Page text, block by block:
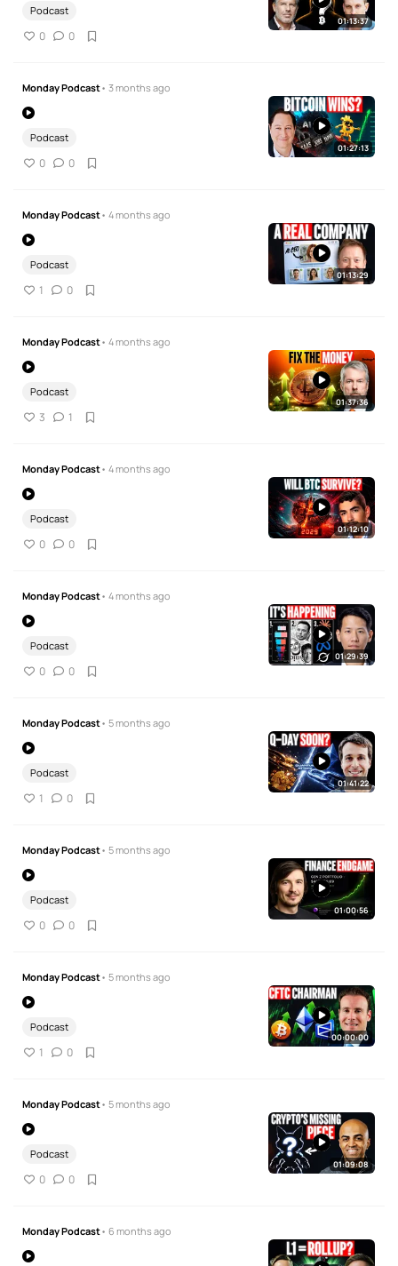
Podcast
0 0
01:13:37
Monday Podcast• 3 months ago
Podcast
0 0
01:27:13
Monday Podcast• 4 months ago
Podcast
1 0
01:13:29
Monday Podcast• 4 months ago
Podcast
3 1
01:37:36
Monday Podcast• 4 months ago
Podcast
0 0
01:12:10
Monday Podcast• 4 months ago
Podcast
0 0
01:29:39
Monday Podcast• 5 months ago
Podcast
1 0
01:41:22
Monday Podcast• 5 months ago
Podcast
0 0
01:00:56
Monday Podcast• 5 months ago
Podcast
1 0
00:00:00
Monday Podcast• 5 months ago
Podcast
0 0
01:09:08
Monday Podcast• 6 months ago